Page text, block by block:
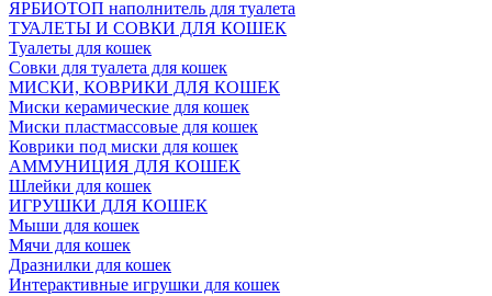
ЯРБИОТОП наполнитель для туалета
ТУАЛЕТЫ И СОВКИ ДЛЯ КОШЕК
Туалеты для кошек
Совки для туалета для кошек
МИСКИ, КОВРИКИ ДЛЯ КОШЕК
Миски керамические для кошек
Миски пластмассовые для кошек
Коврики под миски для кошек
АММУНИЦИЯ ДЛЯ КОШЕК
Шлейки для кошек
ИГРУШКИ ДЛЯ КОШЕК
Мыши для кошек
Мячи для кошек
Дразнилки для кошек
Интерактивные игрушки для кошек